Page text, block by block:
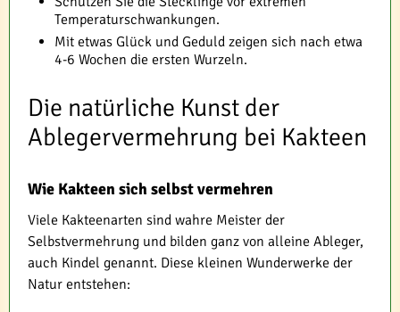
Temperaturschwankungen.
Mit etwas Glück und Geduld zeigen sich nach etwa
4-6 Wochen die ersten Wurzeln.
Die natürliche Kunst der
Ablegervermehrung bei Kakteen
Wie Kakteen sich selbst vermehren
Viele Kakteenarten sind wahre Meister der
Selbstvermehrung und bilden ganz von alleine Ableger,
auch Kindel genannt. Diese kleinen Wunderwerke der
Natur entstehen: